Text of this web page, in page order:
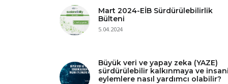
Mart 2024-EİB Sürdürülebilirlik
Bülteni
5.04.2024
Büyük veri ve yapay zeka (YAZE)
sürdürülebilir kalkınmaya ve
eylemlere nasıl yardımcı olabilir?